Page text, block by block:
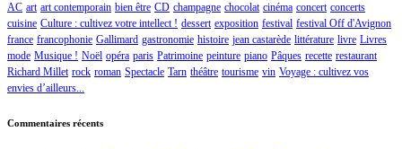
AC art art contemporain bien être CD champagne chocolat cinéma concert concerts
cuisine Culture : cultivez votre intellect ! dessert exposition festival festival Off d'Avignon
france francophonie Gallimard gastronomie histoire jean castarède littérature livre Livres
mode Musique ! Noël opéra paris Patrimoine peinture piano Pâques recette restaurant
Richard Millet rock roman Spectacle Tarn théâtre tourisme vin Voyage : cultivez vos
envies d’ailleurs...
Commentaires récents